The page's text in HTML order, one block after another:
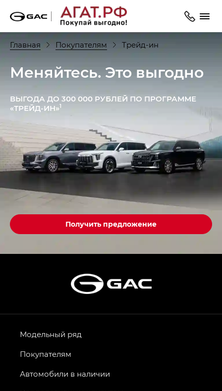
Главная Покупателям Трейд-ин
Меняйтесь. Это выгодно
ВЫГОДА ДО 300 000 РУБЛЕЙ ПО ПРОГРАММЕ
«ТРЕЙД-ИН»1
Получить предложение
Модельный ряд
Покупателям
Автомобили в наличии